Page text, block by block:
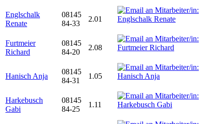
Englschalk
Renate
08145
84-33
2.01
Furtmeier
Richard
08145
84-20
2.08
Hanisch Anja
08145
84-31
1.05
Harkebusch
Gabi
08145
84-25
1.11